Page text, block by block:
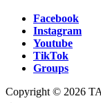
Facebook
Instagram
Youtube
TikTok
Groups
Copyright © 2026